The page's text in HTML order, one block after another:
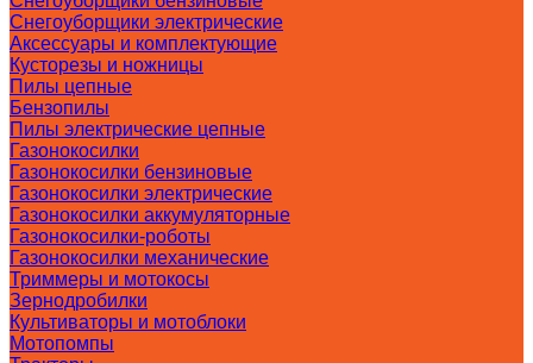
Снегоуборщики электрические
Аксессуары и комплектующие
Кусторезы и ножницы
Пилы цепные
Бензопилы
Пилы электрические цепные
Газонокосилки
Газонокосилки бензиновые
Газонокосилки электрические
Газонокосилки аккумуляторные
Газонокосилки-роботы
Газонокосилки механические
Триммеры и мотокосы
Зернодробилки
Культиваторы и мотоблоки
Мотопомпы